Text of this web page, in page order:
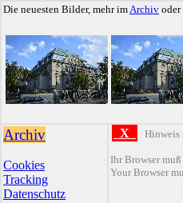
Die neuesten Bilder, mehr imArchiv
Archiv
Cookies
Tracking
Datenschutz
X Hinweis
Ihr Browser
Your Browser